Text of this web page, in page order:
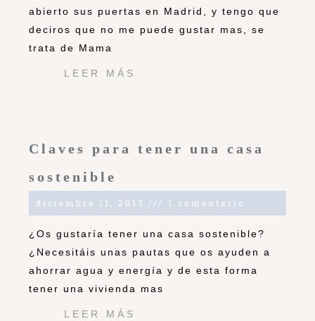
abierto sus puertas en Madrid, y tengo que
deciros que no me puede gustar mas, se
trata de Mama
LEER MÁS
Claves para tener una casa
sostenible
diciembre 11, 2013 1 comentario
¿Os gustaría tener una casa sostenible?
¿Necesitáis unas pautas que os ayuden a
ahorrar agua y energía y de esta forma
tener una vivienda mas
LEER MÁS